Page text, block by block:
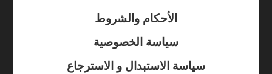
الأحكام والشروط
سياسة الخصوصية
سياسة الاستبدال و الاسترجاع